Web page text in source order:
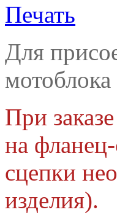
Печать
Для
мотоблока
При
на
сцепки
изделия).